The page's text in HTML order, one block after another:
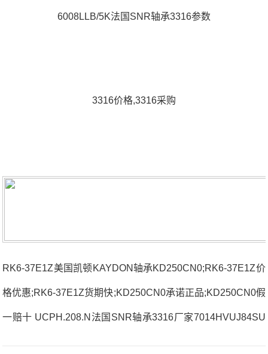
6008LLB/5K法国SNR轴承3316参数
3316价格,3316采购
RK6-37E1Z美国凯顿KAYDON轴承KD250CN0;RK6-37E1Z价
格优惠;RK6-37E1Z货期快;KD250CN0承诺正品;KD250CN0假
一赔十 UCPH.208.N法国SNR轴承3316厂家7014HVUJ84SU